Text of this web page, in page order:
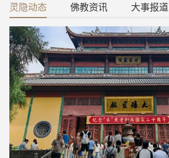
灵隐动态 佛教资讯 大事报道